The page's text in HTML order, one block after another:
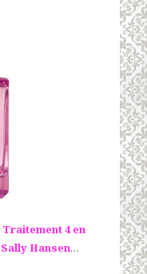
Traitement 4 en
Sally Hansen…